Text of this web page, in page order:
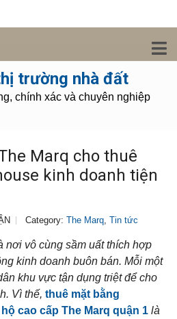
trường nhà đất
chính xác và chuyên nghiệp
Marq cho thuê
kinh doanh tiện
Category: The Marq, Tin tức
nơi vô cùng sầm uất thích hợp
kinh doanh buôn bán. Mỗi một
khu vực tận dụng triệt để cho
Vì thế, thuê mặt bằng
cao cấp The Marq quận 1 là